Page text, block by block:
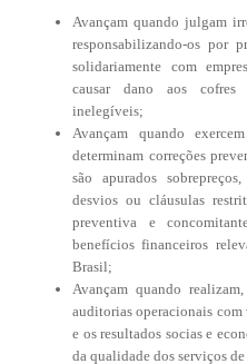
Avançam quando julgam
responsabilizando-os por
solidariamente com
causar dano aos cofres
inelegíveis;
Avançam quando
determinam correções
são apurados
desvios ou cláusulas
preventiva e
benefícios financeiros
Brasil;
Avançam quando
auditorias operacionais
e os resultados socias e
da qualidade dos serviços